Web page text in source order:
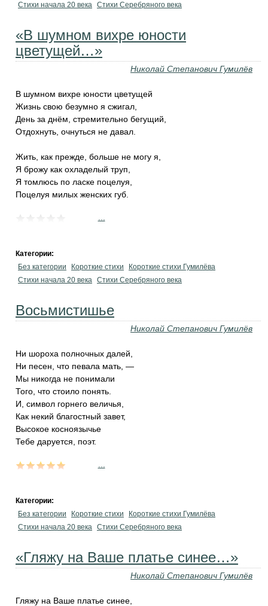
Cтихи начала 20 века Cтихи Серебряного века
«В шумном вихре юности
цветущей…»
Николай Степанович Гумилёв
В шумном вихре юности цветущей
Жизнь свою безумно я сжигал,
День за днём, стремительно бегущий,
Отдохнуть, очнуться не давал.
Жить, как прежде, больше не могу я,
Я брожу как охладелый труп,
Я томлюсь по ласке поцелуя,
Поцелуя милых женских губ.
Категории:
Без категории
Короткие стихи
Короткие стихи Гумилёва
Cтихи начала 20 века Cтихи Серебряного века
Восьмистишье
Николай Степанович Гумилёв
Ни шороха полночных далей,
Ни песен, что певала мать, —
Мы никогда не понимали
Того, что стоило понять.
И, символ горнего величья,
Как некий благостный завет,
Высокое косноязычье
Тебе даруется, поэт.
Категории:
Без категории
Короткие стихи
Короткие стихи Гумилёва
Cтихи начала 20 века Cтихи Серебряного века
«Гляжу на Ваше платье синее…»
Николай Степанович Гумилёв
Гляжу на Ваше платье синее,